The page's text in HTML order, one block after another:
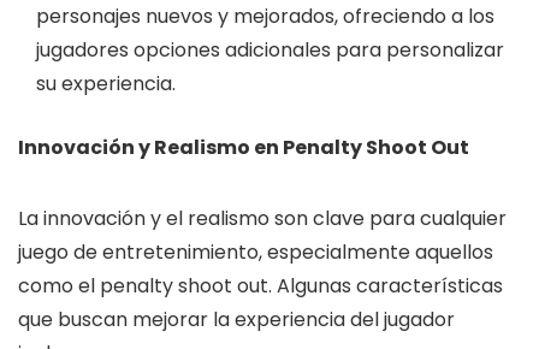
personajes nuevos y mejorados, ofreciendo a los
jugadores opciones adicionales para personalizar
su experiencia.
Innovación y Realismo en Penalty Shoot Out
La innovación y el realismo son clave para cualquier
juego de entretenimiento, especialmente aquellos
como el penalty shoot out. Algunas características
que buscan mejorar la experiencia del jugador